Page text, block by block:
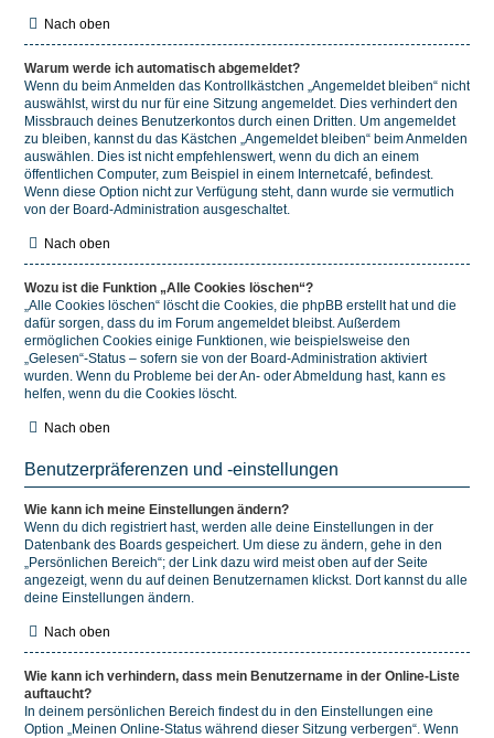
Nach oben
Warum werde ich automatisch abgemeldet?
Wenn du beim Anmelden das Kontrollkästchen „Angemeldet bleiben“ nicht
auswählst, wirst du nur für eine Sitzung angemeldet. Dies verhindert den
Missbrauch deines Benutzerkontos durch einen Dritten. Um angemeldet
zu bleiben, kannst du das Kästchen „Angemeldet bleiben“ beim Anmelden
auswählen. Dies ist nicht empfehlenswert, wenn du dich an einem
öffentlichen Computer, zum Beispiel in einem Internetcafé, befindest.
Wenn diese Option nicht zur Verfügung steht, dann wurde sie vermutlich
von der Board-Administration ausgeschaltet.
Nach oben
Wozu ist die Funktion „Alle Cookies löschen“?
„Alle Cookies löschen“ löscht die Cookies, die phpBB erstellt hat und die
dafür sorgen, dass du im Forum angemeldet bleibst. Außerdem
ermöglichen Cookies einige Funktionen, wie beispielsweise den
„Gelesen“-Status – sofern sie von der Board-Administration aktiviert
wurden. Wenn du Probleme bei der An- oder Abmeldung hast, kann es
helfen, wenn du die Cookies löscht.
Nach oben
Benutzerpräferenzen und -einstellungen
Wie kann ich meine Einstellungen ändern?
Wenn du dich registriert hast, werden alle deine Einstellungen in der
Datenbank des Boards gespeichert. Um diese zu ändern, gehe in den
„Persönlichen Bereich“; der Link dazu wird meist oben auf der Seite
angezeigt, wenn du auf deinen Benutzernamen klickst. Dort kannst du alle
deine Einstellungen ändern.
Nach oben
Wie kann ich verhindern, dass mein Benutzername in der Online-Liste
auftaucht?
In deinem persönlichen Bereich findest du in den Einstellungen eine
Option „Meinen Online-Status während dieser Sitzung verbergen“. Wenn